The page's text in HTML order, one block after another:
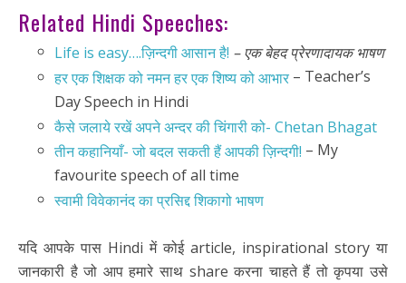
Related Hindi Speeches:
Life is easy….ज़िन्दगी आसान है! – एक बेहद प्रेरणादायक भाषण
हर एक शिक्षक को नमन हर एक शिष्य को आभार – Teacher’s
Day Speech in Hindi
कैसे जलाये रखें अपने अन्दर की चिंगारी को- Chetan Bhagat
तीन कहानियाँ- जो बदल सकती हैं आपकी ज़िन्दगी! – My
favourite speech of all time
स्वामी विवेकानंद का प्रसिद्द शिकागो भाषण
यदि आपके पास Hindi में कोई article, inspirational story या
जानकारी है जो आप हमारे साथ share करना चाहते हैं तो कृपया उसे